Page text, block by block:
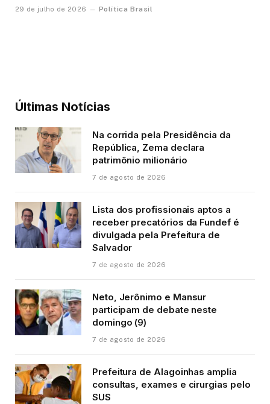
29 de julho de 2026 Política Brasil
Últimas Notícias
Na corrida pela Presidência da
República, Zema declara
patrimônio milionário
7 de agosto de 2026
Lista dos profissionais aptos a
receber precatórios da Fundef é
divulgada pela Prefeitura de
Salvador
7 de agosto de 2026
Neto, Jerônimo e Mansur
participam de debate neste
domingo (9)
7 de agosto de 2026
Prefeitura de Alagoinhas amplia
consultas, exames e cirurgias pelo
SUS